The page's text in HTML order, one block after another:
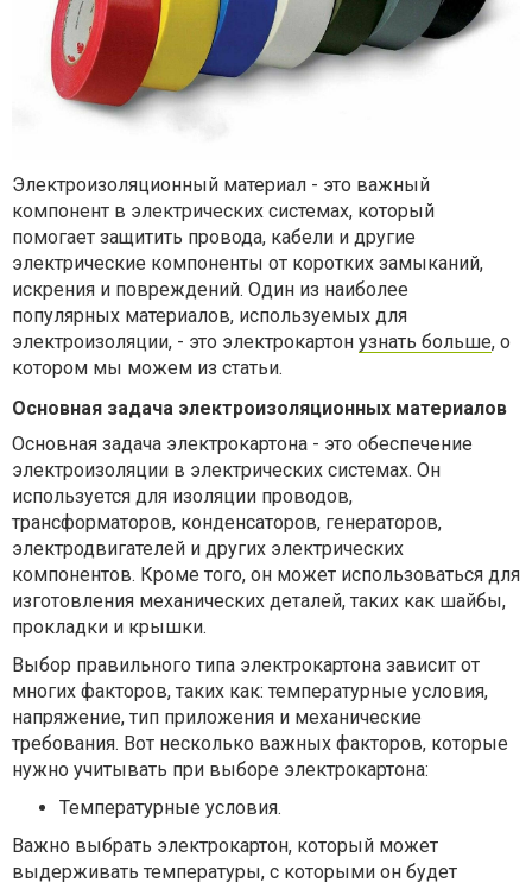
Электроизоляционный материал - это важный
компонент в электрических системах, который
помогает защитить провода, кабели и другие
электрические компоненты от коротких замыканий,
искрения и повреждений. Один из наиболее
популярных материалов, используемых для
электроизоляции, - это электрокартон узнать больше, о
котором мы можем из статьи.
Основная задача электроизоляционных материалов
Основная задача электрокартона - это обеспечение
электроизоляции в электрических системах. Он
используется для изоляции проводов,
трансформаторов, конденсаторов, генераторов,
электродвигателей и других электрических
компонентов. Кроме того, он может использоваться для
изготовления механических деталей, таких как шайбы,
прокладки и крышки.
Выбор правильного типа электрокартона зависит от
многих факторов, таких как: температурные условия,
напряжение, тип приложения и механические
требования. Вот несколько важных факторов, которые
нужно учитывать при выборе электрокартона:
Температурные условия.
Важно выбрать электрокартон, который может
выдерживать температуры, с которыми он будет